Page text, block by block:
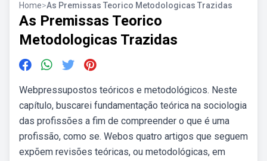
Home>As Premissas Teorico Metodologicas Trazidas
As Premissas Teorico
Metodologicas Trazidas
Webpressupostos teóricos e metodológicos. Neste
capítulo, buscarei fundamentação teórica na sociologia
das profissões a fim de compreender o que é uma
profissão, como se. Webos quatro artigos que seguem
expõem revisões teóricas, ou metodológicas, em